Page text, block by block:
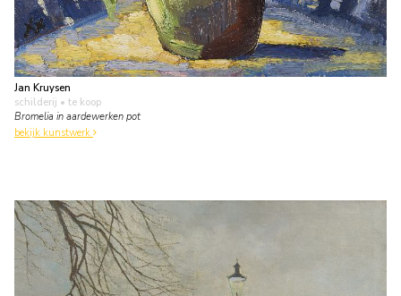
Jan Kruysen
schilderij • te koop
Bromelia in aardewerken pot
bekijk kunstwerk